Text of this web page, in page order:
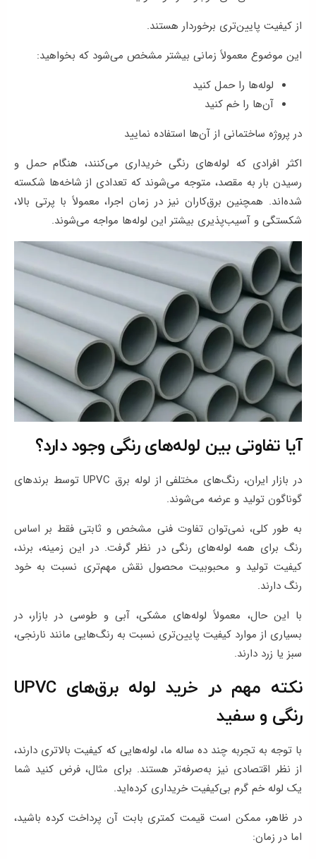
از کیفیت پایین‌تری برخوردار هستند.
این موضوع معمولاً زمانی بیشتر مشخص می‌شود که بخواهید:
لوله‌ها را حمل کنید
آن‌ها را خم کنید
در پروژه ساختمانی از آن‌ها استفاده نمایید
اکثر افرادی که لوله‌های رنگی خریداری می‌کنند، هنگام حمل و
رسیدن بار به مقصد، متوجه می‌شوند که تعدادی از شاخه‌ها شکسته
شده‌اند. همچنین برق‌کاران نیز در زمان اجرا، معمولاً با پرتی بالا،
شکستگی و آسیب‌پذیری بیشتر این لوله‌ها مواجه می‌شوند.
آیا تفاوتی بین لوله‌های رنگی وجود دارد؟
در بازار ایران، رنگ‌های مختلفی از لوله برق UPVC توسط برندهای
گوناگون تولید و عرضه می‌شوند.
به طور کلی، نمی‌توان تفاوت فنی مشخص و ثابتی فقط بر اساس
رنگ برای همه لوله‌های رنگی در نظر گرفت. در این زمینه، برند،
کیفیت تولید و محبوبیت محصول نقش مهم‌تری نسبت به خود
رنگ دارند.
با این حال، معمولاً لوله‌های مشکی، آبی و طوسی در بازار، در
بسیاری از موارد کیفیت پایین‌تری نسبت به رنگ‌هایی مانند نارنجی،
سبز یا زرد دارند.
نکته مهم در خرید لوله برق‌های UPVC
رنگی و سفید
با توجه به تجربه چند ده ساله ما، لوله‌هایی که کیفیت بالاتری دارند،
از نظر اقتصادی نیز به‌صرفه‌تر هستند. برای مثال، فرض کنید شما
یک لوله خم گرم بی‌کیفیت خریداری کرده‌اید.
در ظاهر، ممکن است قیمت کمتری بابت آن پرداخت کرده باشید،
اما در زمان: